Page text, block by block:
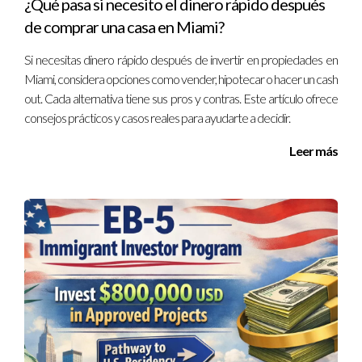
¿Cómo saber si un proyecto es confiable?
Investiga antecedentes del desarrollador, lee opiniones y
busca referencias antes de invertir.
¿Qué sucede si hay retrasos en la entrega?
Los contratos deben incluir cláusulas que regulen estas
¿Es mejor comprar nuevo o en pre-
construcción?
Cada opción tiene ventajas; la pre-construcción suele
ser más económica con mayor potencial de valorización,
mientras que lo nuevo ofrece certeza inmediata sobre el
estado del inmueble.
¿Qué pasa si necesito el dinero rápido después
de comprar una casa en Miami?
Si necesitas dinero rápido después de invertir en propiedades en
Miami, considera opciones como vender, hipotecar o hacer un cash
out. Cada alternativa tiene sus pros y contras. Este artículo ofrece
consejos prácticos y casos reales para ayudarte a decidir.
Leer más